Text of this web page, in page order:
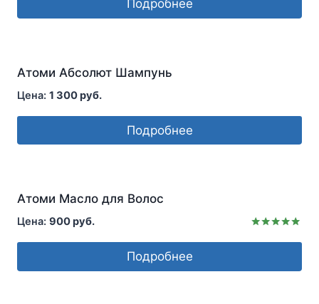
Подробнее
Атоми Абсолют Шампунь
1 300руб.
Подробнее
Атоми Масло для Волос
900руб.
Подробнее